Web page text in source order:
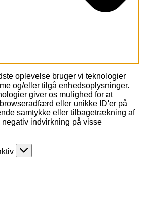
oplevelse bruger vi teknologier
og/eller tilgå enhedsoplysninger.
giver os mulighed for at
eller unikke ID'er på
samtykke eller tilbagetrækning af
indvirkning på visse